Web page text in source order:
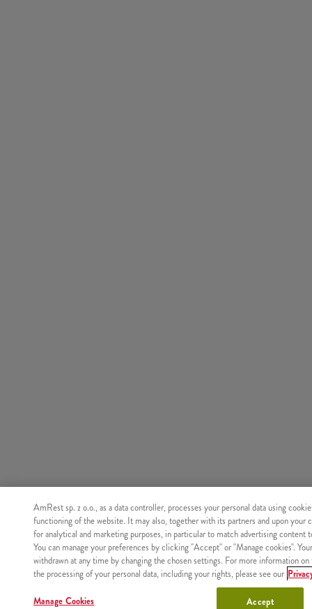
Nie znaleziono produktu o podanym identyfikatorze.
AmRest sp. z o.o., as a data controller, processes your personal data using
functioning of the website. It may also, together with its partners and upon your
for analytical and marketing purposes, in particular to match advertising content
You can manage your preferences by clicking "Accept" or "Manage cookies".
withdrawn at any time by changing the chosen settings. For more information
the processing of your personal data, including your rights, please see our
Manage Cookies Accept